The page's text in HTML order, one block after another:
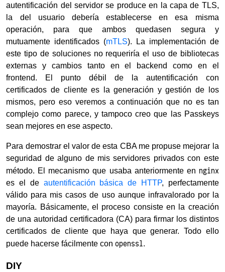
autentificación del servidor se produce en la capa de TLS,
la del usuario debería establecerse en esa misma
operación, para que ambos quedasen segura y
mutuamente identificados (mTLS). La implementación de
este tipo de soluciones no requeriría el uso de bibliotecas
externas y cambios tanto en el backend como en el
frontend. El punto débil de la autentificación con
certificados de cliente es la generación y gestión de los
mismos, pero eso veremos a continuación que no es tan
complejo como parece, y tampoco creo que las Passkeys
sean mejores en ese aspecto.
Para demostrar el valor de esta CBA me propuse mejorar la
seguridad de alguno de mis servidores privados con este
método. El mecanismo que usaba anteriormente en nginx
es el de autentificación básica de HTTP, perfectamente
válido para mis casos de uso aunque infravalorado por la
mayoría. Básicamente, el proceso consiste en la creación
de una autoridad certificadora (CA) para firmar los distintos
certificados de cliente que haya que generar. Todo ello
puede hacerse fácilmente conopenssl.
DIY